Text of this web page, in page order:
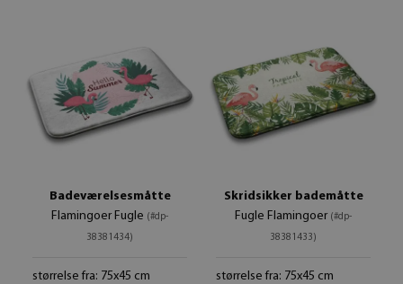
Badeværelsesmåtte
Flamingoer Fugle (#dp-
38381434)
størrelse fra: 75x45 cm
Skridsikker bademåtte
Fugle Flamingoer (#dp-
38381433)
størrelse fra: 75x45 cm